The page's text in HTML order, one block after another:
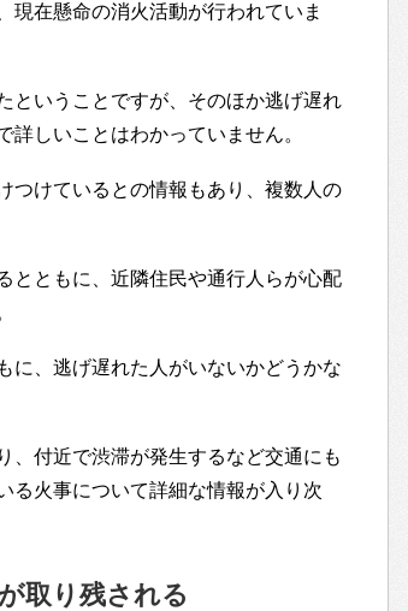
現在懸命の消火活動が行われていま
ということですが、そのほか逃げ遅れ
しいことはわかっていません。
つけているとの情報もあり、複数人の
とともに、近隣住民や通行人らが心配
に、逃げ遅れた人がいないかどうかな
、付近で渋滞が発生するなど交通にも
る火事について詳細な情報が入り次
取り残される